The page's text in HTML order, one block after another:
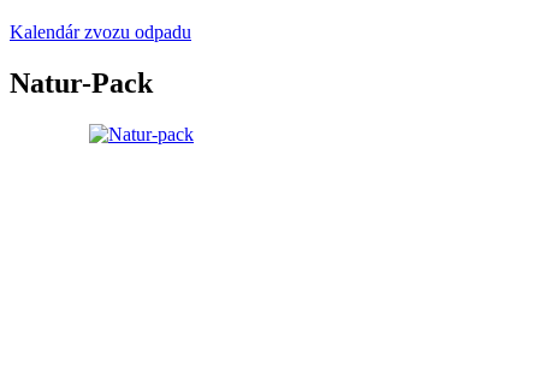
Kalendár zvozu odpadu
Natur-Pack